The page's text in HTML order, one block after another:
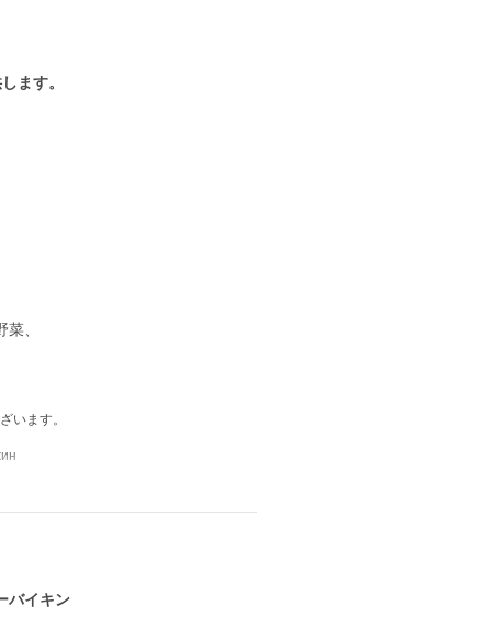
ます。
、
います。
バイキン